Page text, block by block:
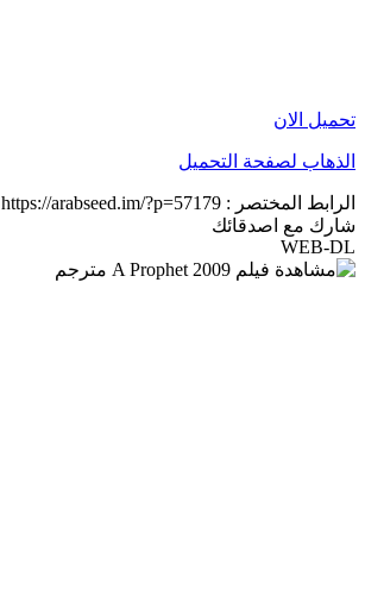
تحميل الان
الذهاب لصفحة التحميل
الرابط المختصر : https://arabseed.im/?p=57179
شارك مع اصدقائك
WEB-DL